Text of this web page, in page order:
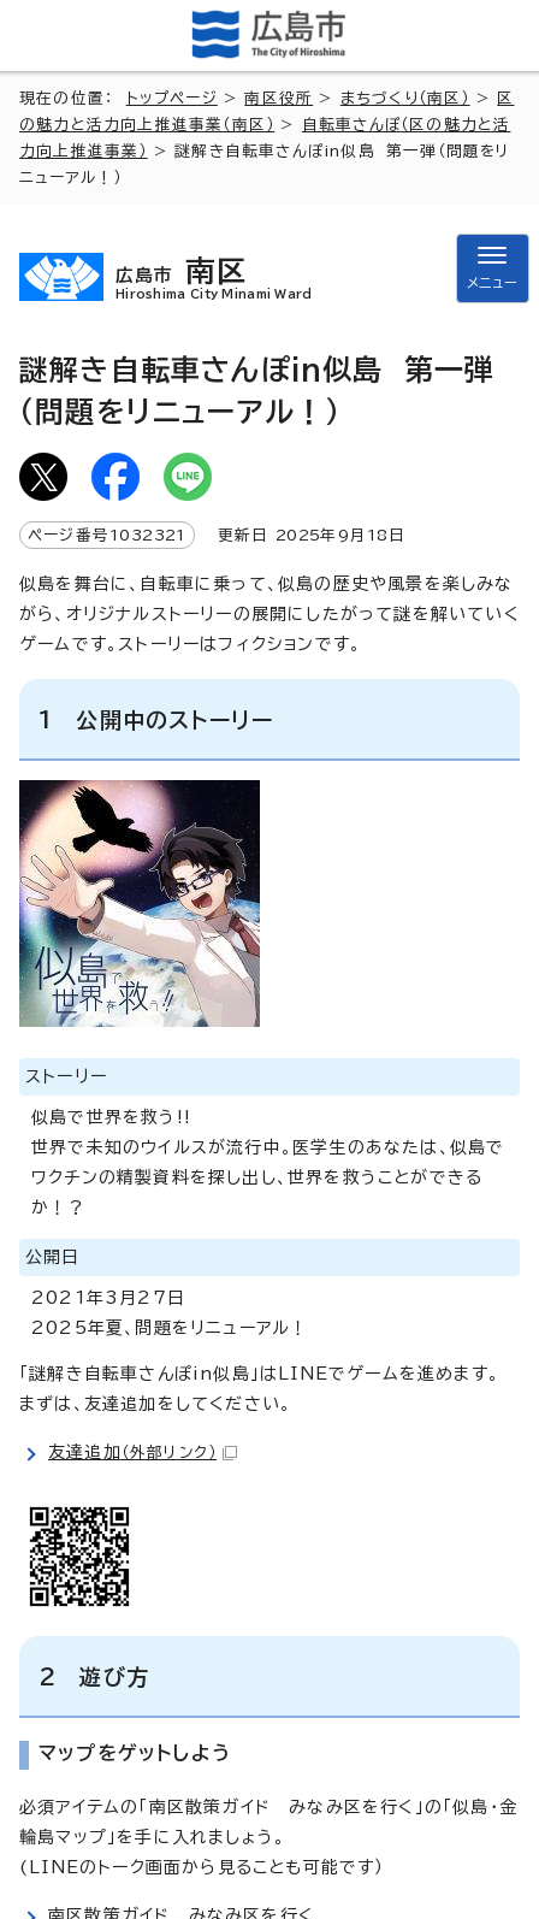
現在の位置： トップページ >南区役所 > まちづくり（南区） >
区
の魅力と活力向上推進事業（南区）
>
自転車さんぽ（区の魅力と活
力向上推進事業）
> 謎解き自転車さんぽin似島 第一弾（問題をリ
ニューアル！）
広島市 南区
Hiroshima City Minami Ward
メニュー
謎解き自転車さんぽin似島 第一弾
（問題をリニューアル！）
ページ番号 1032321 更新日 2025年9月 18 日
似島を舞台に、自転車に乗って、似島の歴史や風景を楽しみな
がら、オリジナルストーリーの展開にしたがって謎を解いていく
ゲームです。ストーリーはフィクションです。
1 公開中のストーリー
ストーリー
似島で世界を救う!!
世界で未知のウイルスが流行中。医学生のあなたは、似島で
ワクチンの精製資料を探し出し、世界を救うことができる
か！？
公開日
2021年3月27日
2025年夏、問題をリニューアル！
「謎解き自転車さんぽin似島」はLINEでゲームを進めます。
まずは、友達追加をしてください。
友達追加 （外部リンク）
2 遊び方
マップをゲットしよう
必須アイテムの「南区散策ガイド みなみ区を行く」の「似島・金
輪島マップ」を手に入れましょう。
(LINEのトーク画面から見ることも可能です）
南区散策ガイド みなみ区を行く